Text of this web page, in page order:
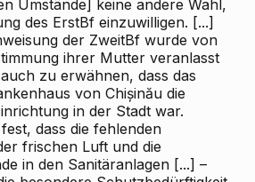
Umstände] keine andere Wahl,
des ErstBf einzuwilligen. [...]
der ZweitBf wurde von
ihrer Mutter veranlasst
zu erwähnen, dass das
von Chișinău die
in der Stadt war.
dass die fehlenden
frischen Luft und die
in den Sanitäranlagen [...] –